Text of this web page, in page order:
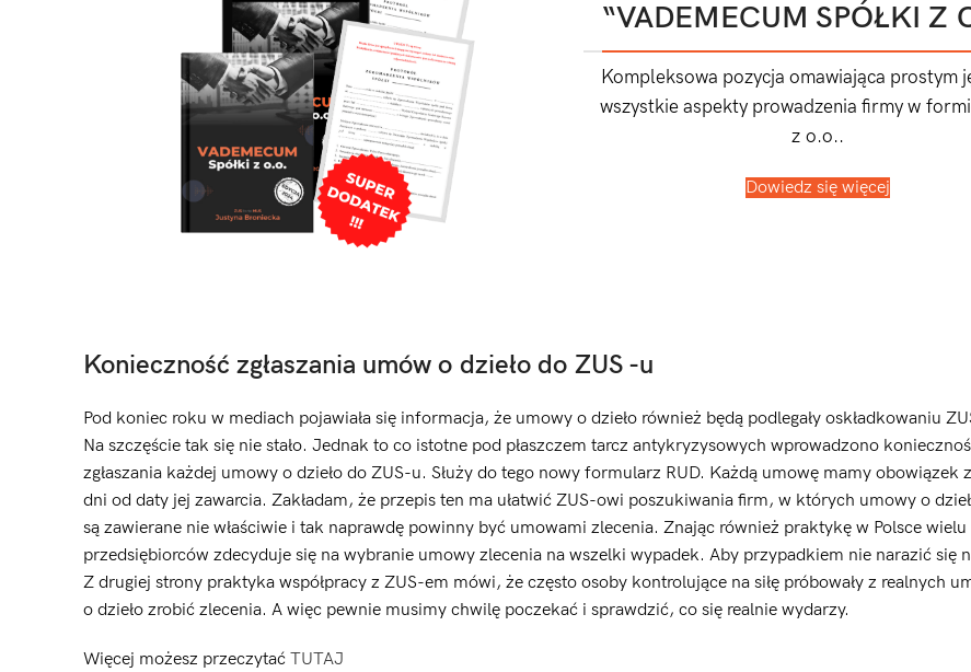
“VADEMECUM SPÓŁKI Z
Kompleksowa pozycja omawiająca prostym
wszystkie aspekty prowadzenia firmy w
z o.o..
Dowiedz się więcej
Konieczność zgłaszania umów o dzieło do ZUS -u
Pod koniec roku w mediach pojawiała się informacja, że umowy o dzieło również będą podlegały oskładkowaniu
Na szczęście tak się nie stało. Jednak to co istotne pod płaszczem tarcz antykryzysowych wprowadzono
zgłaszania każdej umowy o dzieło do ZUS-u. Służy do tego nowy formularz RUD. Każdą umowę mamy obowiązek
dni od daty jej zawarcia. Zakładam, że przepis ten ma ułatwić ZUS-owi poszukiwania firm, w których umowy o
są zawierane nie właściwie i tak naprawdę powinny być umowami zlecenia. Znając również praktykę w Polsce wielu
przedsiębiorców zdecyduje się na wybranie umowy zlecenia na wszelki wypadek. Aby przypadkiem nie narazić się
Z drugiej strony praktyka współpracy z ZUS-em mówi, że często osoby kontrolujące na siłę próbowały z realnych
o dzieło zrobić zlecenia. A więc pewnie musimy chwilę poczekać i sprawdzić, co się realnie wydarzy.
Więcej możesz przeczytać TUTAJ